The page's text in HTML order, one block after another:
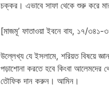
চক্কর। এভাবে সাফা থেকে শুরু করে
[মাজমূ’ ফাতাওয়া ইবনে বায, ১৭/৩৪১-
উল্লেখ্য যে ইসলামে, শরিয়ত বিষয়ে
পড়াশোনা করতে হবে কিংবা আলেমদের
তৌফিক দান করুন। আমিন।